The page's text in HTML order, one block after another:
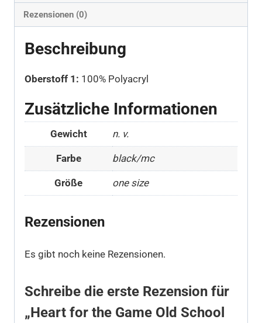
Rezensionen (0)
Beschreibung
Oberstoff 1: 100% Polyacryl
Zusätzliche Informationen
Gewicht n. v.
Farbe black/mc
Größe one size
Rezensionen
Es gibt noch keine Rezensionen.
Schreibe die erste Rezension für
„Heart for the Game Old School